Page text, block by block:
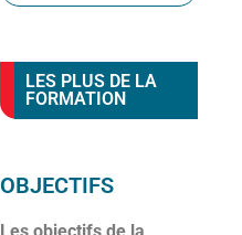
LES PLUS DE LA
FORMATION
OBJECTIFS